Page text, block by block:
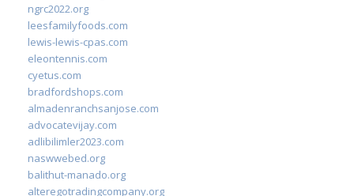
ngrc2022.org
leesfamilyfoods.com
lewis-lewis-cpas.com
eleontennis.com
cyetus.com
bradfordshops.com
almadenranchsanjose.com
advocatevijay.com
adlibilimler2023.com
naswwebed.org
balithut-manado.org
alteregotradingcompany.org